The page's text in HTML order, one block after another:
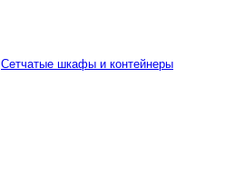
Сетчатые шкафы и контейнеры